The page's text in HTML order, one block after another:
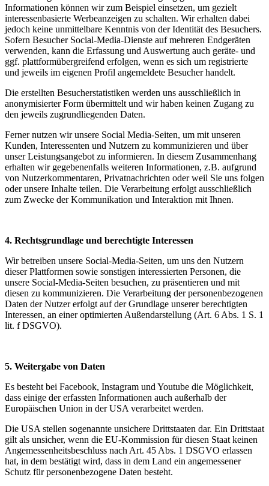
Informationen können wir zum Beispiel einsetzen, um gezielt
interessenbasierte Werbeanzeigen zu schalten. Wir erhalten dabei
jedoch keine unmittelbare Kenntnis von der Identität des Besuchers.
Sofern Besucher Social-Media-Dienste auf mehreren Endgeräten
verwenden, kann die Erfassung und Auswertung auch geräte- und
ggf. plattformübergreifend erfolgen, wenn es sich um registrierte
und jeweils im eigenen Profil angemeldete Besucher handelt.
Die erstellten Besucherstatistiken werden uns ausschließlich in
anonymisierter Form übermittelt und wir haben keinen Zugang zu
den jeweils zugrundliegenden Daten.
Ferner nutzen wir unsere Social Media-Seiten, um mit unseren
Kunden, Interessenten und Nutzern zu kommunizieren und über
unser Leistungsangebot zu informieren. In diesem Zusammenhang
erhalten wir gegebenenfalls weiteren Informationen, z.B. aufgrund
von Nutzerkommentaren, Privatnachrichten oder weil Sie uns folgen
oder unsere Inhalte teilen. Die Verarbeitung erfolgt ausschließlich
zum Zwecke der Kommunikation und Interaktion mit Ihnen.
4. Rechtsgrundlage und berechtigte Interessen
Wir betreiben unsere Social-Media-Seiten, um uns den Nutzern
dieser Plattformen sowie sonstigen interessierten Personen, die
unsere Social-Media-Seiten besuchen, zu präsentieren und mit
diesen zu kommunizieren. Die Verarbeitung der personenbezogenen
Daten der Nutzer erfolgt auf der Grundlage unserer berechtigten
Interessen, an einer optimierten Außendarstellung (Art. 6 Abs. 1 S. 1
lit. f DSGVO).
5. Weitergabe von Daten
Es besteht bei Facebook, Instagram und Youtube die Möglichkeit,
dass einige der erfassten Informationen auch außerhalb der
Europäischen Union in der USA verarbeitet werden.
Die USA stellen sogenannte unsichere Drittstaaten dar. Ein Drittstaat
gilt als unsicher, wenn die EU-Kommission für diesen Staat keinen
Angemessenheitsbeschluss nach Art. 45 Abs. 1 DSGVO erlassen
hat, in dem bestätigt wird, dass in dem Land ein angemessener
Schutz für personenbezogene Daten besteht.